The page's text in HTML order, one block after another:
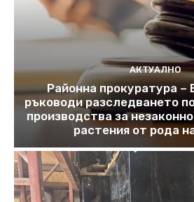
АКТУАЛНО
Районна прокуратура –
ръководи разследването
производства за
растения от рода